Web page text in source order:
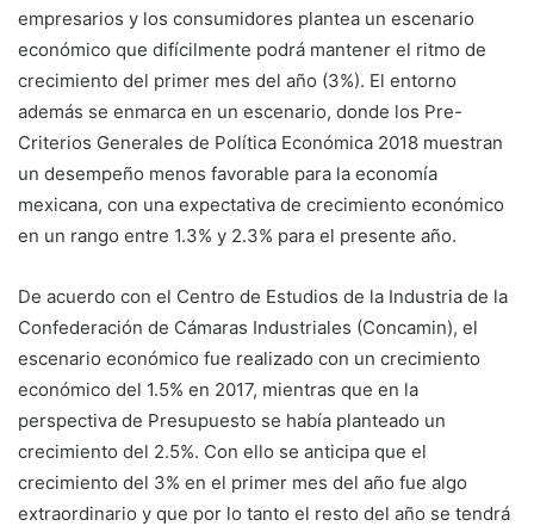
empresarios y los consumidores plantea un escenario
económico que difícilmente podrá mantener el ritmo de
crecimiento del primer mes del año (3%). El entorno
además se enmarca en un escenario, donde los Pre-
Criterios Generales de Política Económica 2018 muestran
un desempeño menos favorable para la economía
mexicana, con una expectativa de crecimiento económico
en un rango entre 1.3% y 2.3% para el presente año.
De acuerdo con el Centro de Estudios de la Industria de la
Confederación de Cámaras Industriales (Concamin), el
escenario económico fue realizado con un crecimiento
económico del 1.5% en 2017, mientras que en la
perspectiva de Presupuesto se había planteado un
crecimiento del 2.5%. Con ello se anticipa que el
crecimiento del 3% en el primer mes del año fue algo
extraordinario y que por lo tanto el resto del año se tendrá